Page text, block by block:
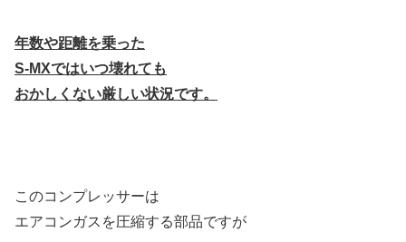
年数や距離を乗った
S-MXではいつ壊れても
おかしくない厳しい状況です。
このコンプレッサーは
エアコンガスを圧縮する部品ですが